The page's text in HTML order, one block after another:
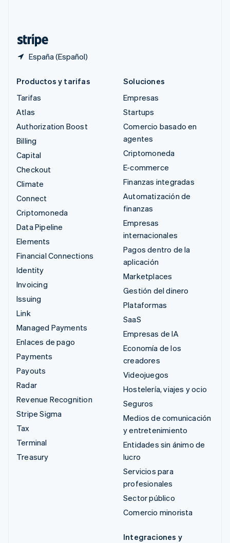
España (Español)
Productos y tarifas
Tarifas
Atlas
Authorization Boost
Billing
Capital
Checkout
Climate
Connect
Criptomoneda
Data Pipeline
Elements
Financial Connections
Identity
Invoicing
Issuing
Link
Managed Payments
Enlaces de pago
Payments
Payouts
Radar
Revenue Recognition
Stripe Sigma
Tax
Terminal
Treasury
Soluciones
Empresas
Startups
Comercio basado en
agentes
Criptomoneda
E-commerce
Finanzas integradas
Automatización de
finanzas
Empresas
internacionales
Pagos dentro de la
aplicación
Marketplaces
Gestión del dinero
Plataformas
SaaS
Empresas de IA
Economía de los
creadores
Videojuegos
Hostelería, viajes y ocio
Seguros
Medios de comunicación
y entretenimiento
Entidades sin ánimo de
lucro
Servicios para
profesionales
Sector público
Comercio minorista
Integraciones y